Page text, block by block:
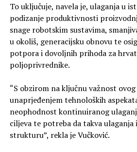
To uključuje, navela je, ulaganja u
podizanje produktivnosti
snage robotskim sustavima,
u okoliš, generacijsku obnovu te
potpora i dovoljnih prihoda za
poljoprivrednike.
“S obzirom na ključnu važnost
unaprjeđenjem tehnoloških
neophodnost kontinuiranog
ciljeva te potreba da takva
strukturu”, rekla je Vučković.